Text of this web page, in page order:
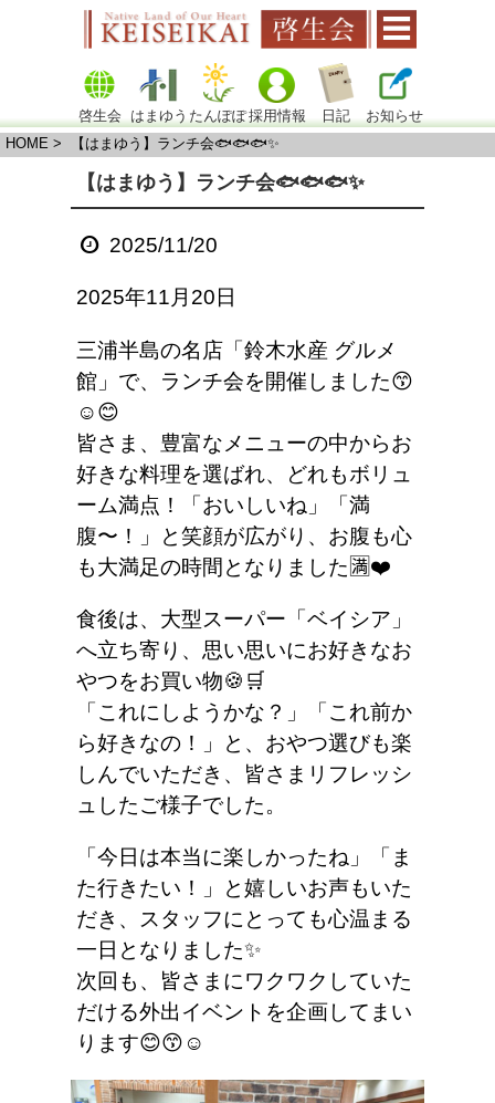
啓生会 はまゆう たんぽぽ採用情報 日記
お知らせ
HOME > 【はまゆう】ランチ会🐟🐟🐟✨
【はまゆう】ランチ会🐟🐟🐟✨
2025/11/20
2025年11月20日
三浦半島の名店「鈴木水産 グルメ
館」で、ランチ会を開催しました😙
☺️😊
皆さま、豊富なメニューの中からお
好きな料理を選ばれ、どれもボリュ
ーム満点！「おいしいね」「満
腹〜！」と笑顔が広がり、お腹も心
も大満足の時間となりました🈵❤️
食後は、大型スーパー「ベイシア」
へ立ち寄り、思い思いにお好きなお
やつをお買い物🍪🛒
「これにしようかな？」「これ前か
ら好きなの！」と、おやつ選びも楽
しんでいただき、皆さまリフレッシ
ュしたご様子でした。
「今日は本当に楽しかったね」「ま
た行きたい！」と嬉しいお声もいた
だき、スタッフにとっても心温まる
一日となりました✨
次回も、皆さまにワクワクしていた
だける外出イベントを企画してまい
ります😊😙☺️